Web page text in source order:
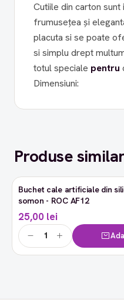
Cutiile din carton
frumuseţea şi eleganta florilor. Un astfel de aranjament
placuta si se poate
si simplu drept
totul speciale pentru
Dimensiuni:
Produse
Buchet cale artificiale din
somon - ROC AF12
25,00 lei